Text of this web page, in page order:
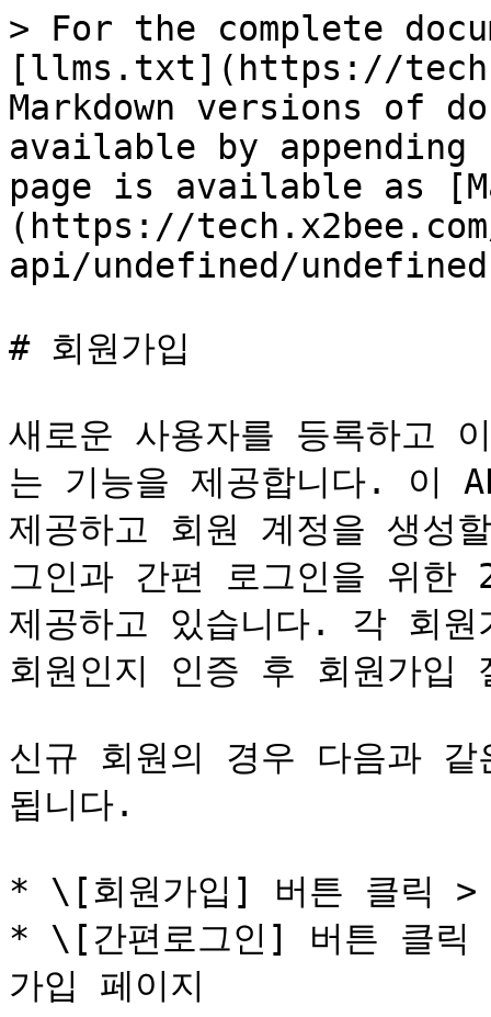
> For the complete
[llms.txt](https://
Markdown versions of
available by
page is available as
(https://
api/undefined/
# 회원가입
새로운 사용자를 등록하고
는 기능을 제공합니다. 이
제공하고 회원 계정을 생성
그인과 간편 로그인을 위한
제공하고 있습니다. 각 회
회원인지 인증 후 회원가입
신규 회원의 경우 다음과
됩니다.
* \[회원가입] 버튼 클릭 >
* \[간편로그인] 버튼 클릭
가입 페이지